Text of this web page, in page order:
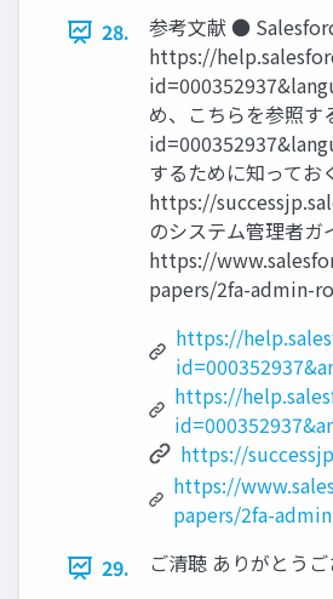
28.
参考文献 ●
https://
め、こちらを参照
するために知って
https://
のシステム管理者
https://
papers/2fa-admin-
https://
https://
https://
https://
papers/2fa-
29.
ご清聴 ありがとう